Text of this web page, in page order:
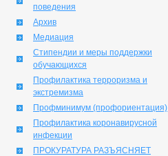
поведения
Архив
Медиация
Стипендии и меры поддержки
обучающихся
Профилактика терроризма и
экстремизма
Профминимум (профориентация)
Профилактика коронавирусной
инфекции
ПРОКУРАТУРА РАЗЪЯСНЯЕТ